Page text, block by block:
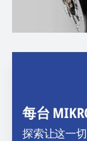
每台
探索让这一